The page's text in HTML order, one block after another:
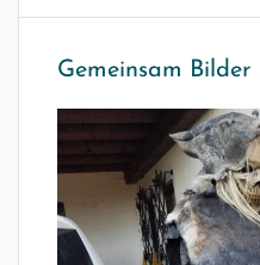
Gemeinsam Bilder